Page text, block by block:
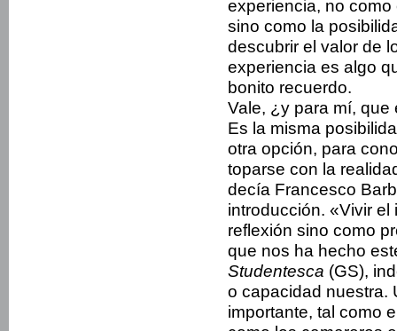
experiencia, no
sino como la
descubrir el valor de
experiencia es algo
bonito recuerdo.
Vale, ¿y para mí, que
Es la misma
otra opción, para
toparse con la
decía Francesco
introducción. «Vivir
reflexión sino como
que nos ha hecho
Studentesca (GS),
o capacidad nuestra.
importante, tal como